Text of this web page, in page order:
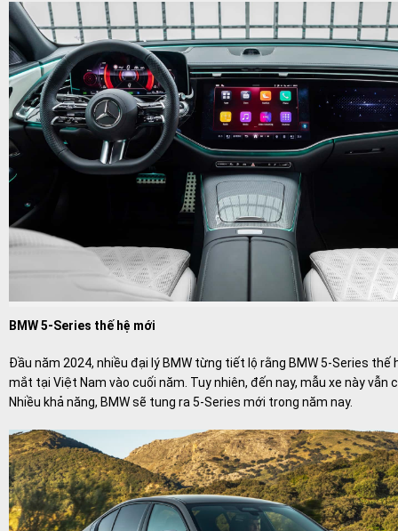
BMW 5-Series thế hệ mới
Đầu năm 2024, nhiều đại lý BMW từng tiết lộ rằng BMW 5-Series thế
mắt tại Việt Nam vào cuối năm. Tuy nhiên, đến nay, mẫu xe này vẫn
Nhiều khả năng, BMW sẽ tung ra 5-Series mới trong năm nay.